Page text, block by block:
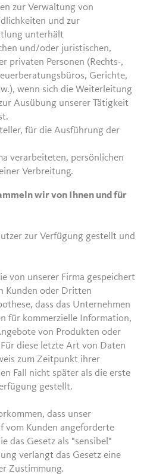
zur Verwaltung von
und zur
unterhält
und/oder juristischen,
privaten Personen (Rechts-,
Gerichte,
wenn sich die Weiterleitung
Ausübung unserer Tätigkeit
für die Ausführung der
verarbeiteten, persönlichen
Verbreitung.
wir von Ihnen und für
zur Verfügung gestellt und
von unserer Firma gespeichert
Kunden oder Dritten
dass das Unternehmen
für kommerzielle Information,
von Produkten oder
diese letzte Art von Daten
zum Zeitpunkt ihrer
Fall nicht später als die erste
gestellt.
dass unser
vom Kunden angeforderte
das Gesetz als "sensibel"
verlangt das Gesetz eine
Zustimmung.